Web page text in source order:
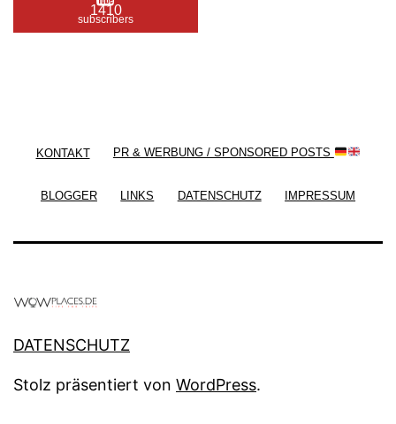
1410
subscribers
KONTAKT PR & WERBUNG / SPONSORED POSTS
BLOGGER LINKS DATENSCHUTZ IMPRESSUM
DATENSCHUTZ
Stolz präsentiert von WordPress.